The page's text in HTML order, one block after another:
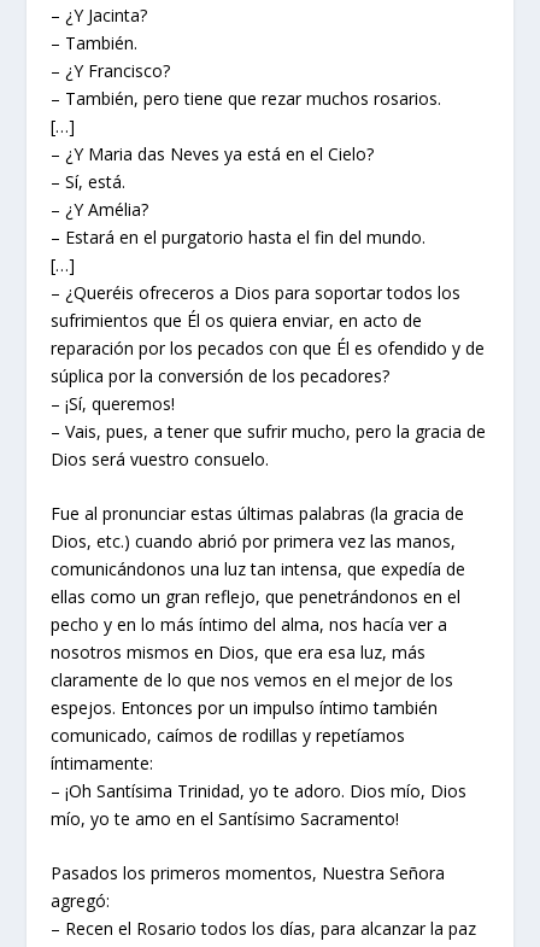
– ¿Y Jacinta?
– También.
– ¿Y Francisco?
– También, pero tiene que rezar muchos rosarios.
[…]
– ¿Y Maria das Neves ya está en el Cielo?
– Sí, está.
– ¿Y Amélia?
– Estará en el purgatorio hasta el fin del mundo.
[…]
– ¿Queréis ofreceros a Dios para soportar todos los
sufrimientos que Él os quiera enviar, en acto de
reparación por los pecados con que Él es ofendido y de
súplica por la conversión de los pecadores?
– ¡Sí, queremos!
– Vais, pues, a tener que sufrir mucho, pero la gracia de
Dios será vuestro consuelo.
Fue al pronunciar estas últimas palabras (la gracia de
Dios, etc.) cuando abrió por primera vez las manos,
comunicándonos una luz tan intensa, que expedía de
ellas como un gran reflejo, que penetrándonos en el
pecho y en lo más íntimo del alma, nos hacía ver a
nosotros mismos en Dios, que era esa luz, más
claramente de lo que nos vemos en el mejor de los
espejos. Entonces por un impulso íntimo también
comunicado, caímos de rodillas y repetíamos
íntimamente:
– ¡Oh Santísima Trinidad, yo te adoro. Dios mío, Dios
mío, yo te amo en el Santísimo Sacramento!
Pasados los primeros momentos, Nuestra Señora
agregó:
– Recen el Rosario todos los días, para alcanzar la paz